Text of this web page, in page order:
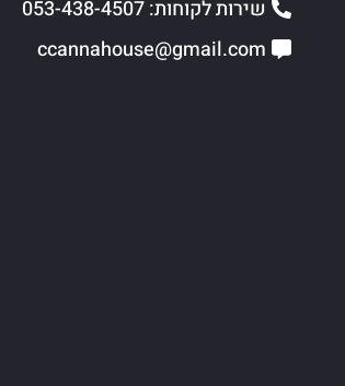
שירות לקוחות: 053-438-4507
ccannahouse@gmail.com